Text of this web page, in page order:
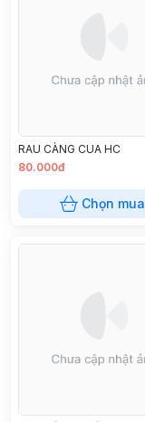
RAU CÀNG CUA HC
80.000đ
Chọn mua